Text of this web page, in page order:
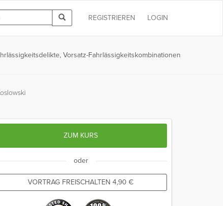
LOGIN
REGISTRIEREN
Vorsatz-Fahrlässigkeitskombinationen
ZUM KURS
oder
VORTRAG FREISCHALTEN 4,90 €